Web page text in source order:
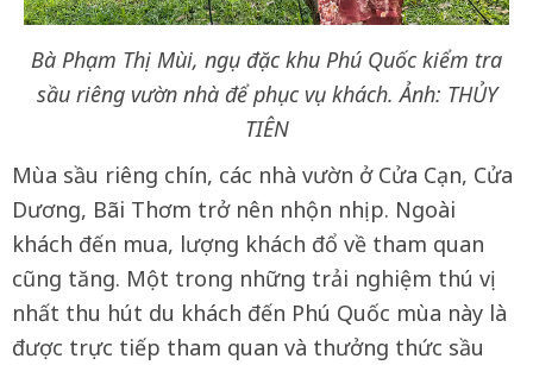
Bà Phạm Thị Mùi, ngụ đặc khu Phú Quốc kiểm tra
sầu riêng vườn nhà để phục vụ khách. Ảnh: THỦY
TIÊN
Mùa sầu riêng chín, các nhà vườn ở Cửa Cạn, Cửa
Dương, Bãi Thơm trở nên nhộn nhịp. Ngoài
khách đến mua, lượng khách đổ về tham quan
cũng tăng. Một trong những trải nghiệm thú vị
nhất thu hút du khách đến Phú Quốc mùa này là
được trực tiếp tham quan và thưởng thức sầu